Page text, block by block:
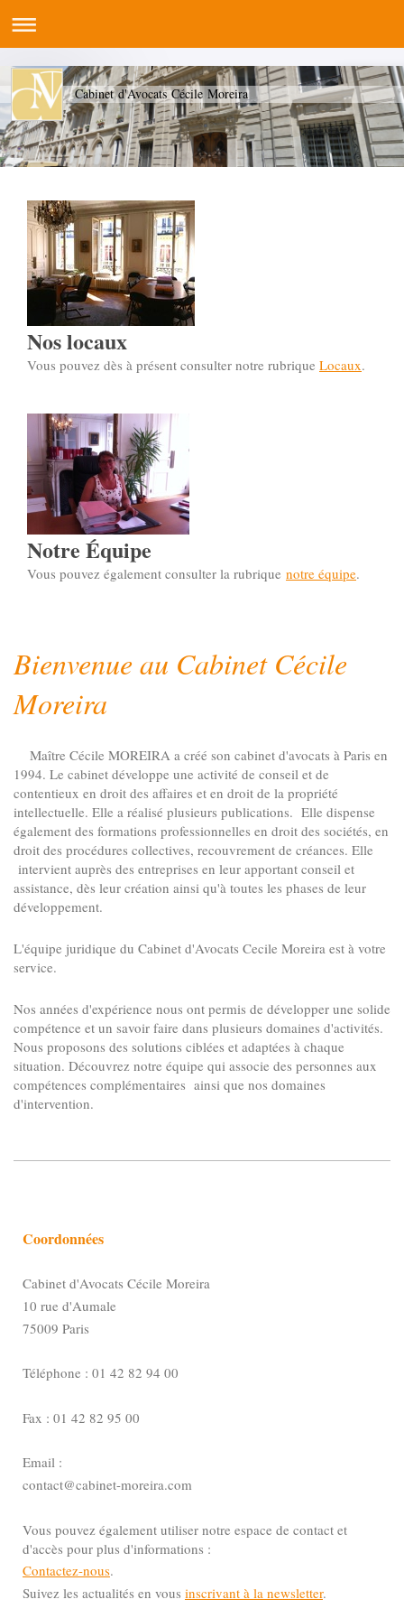
Cabinet d'Avocats Cécile Moreira
Nos locaux
Vous pouvez dès à présent consulter notre rubrique Locaux.
Notre Équipe
Vous pouvez également consulter la rubrique notre équipe.
Bienvenue au Cabinet Cécile
Moreira
Maître Cécile MOREIRA a créé son cabinet d'avocats à Paris en
1994. Le cabinet développe une activité de conseil et de
contentieux en droit des affaires et en droit de la propriété
intellectuelle. Elle a réalisé plusieurs publications. Elle dispense
également des formations professionnelles en droit des sociétés, en
droit des procédures collectives, recouvrement de créances. Elle
intervient auprès des entreprises en leur apportant conseil et
assistance, dès leur création ainsi qu'à toutes les phases de leur
développement.
L'équipe juridique du Cabinet d'Avocats Cecile Moreira est à votre
service.
Nos années d'expérience nous ont permis de développer une solide
compétence et un savoir faire dans plusieurs domaines d'activités.
Nous proposons des solutions ciblées et adaptées à chaque
situation. Découvrez notre équipe qui associe des personnes aux
compétences complémentaires ainsi que nos domaines
d'intervention.
Coordonnées
Cabinet d'Avocats Cécile Moreira
10 rue d'Aumale
75009 Paris
Téléphone : 01 42 82 94 00
Fax : 01 42 82 95 00
Email :
contact@cabinet-moreira.com
Vous pouvez également utiliser notre espace de contact et
d'accès pour plus d'informations :
Contactez-nous.
Suivez les actualités en vous inscrivant à la newsletter.